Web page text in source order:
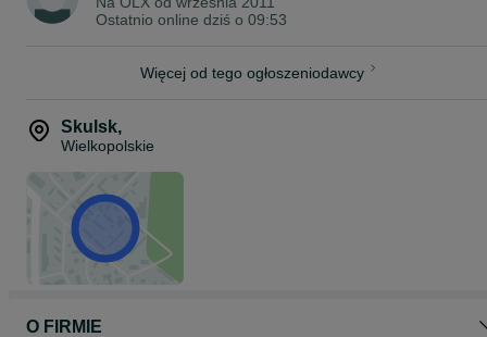
Ostatnio online dziś o 09:53
Więcej od tego ogłoszeniodawcy
Skulsk,
Wielkopolskie
O FIRMIE